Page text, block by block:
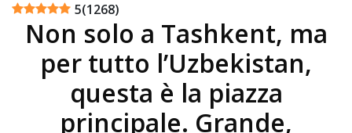
5(1268)
Non solo a Tashkent, ma
per tutto l’Uzbekistan,
questa è la piazza
principale. Grande,